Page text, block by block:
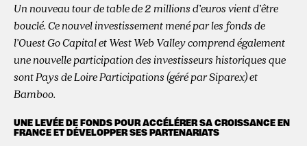
Un nouveau tour de table de 2 millions d’euros vient d’être
bouclé. Ce nouvel investissement mené par les fonds de
l’Ouest Go Capital et West Web Valley comprend également
une nouvelle participation des investisseurs historiques que
sont Pays de Loire Participations (géré par Siparex) et
Bamboo.
UNE LEVÉE DE FONDS POUR ACCÉLÉRER SA CROISSANCE EN
FRANCE ET DÉVELOPPER SES PARTENARIATS